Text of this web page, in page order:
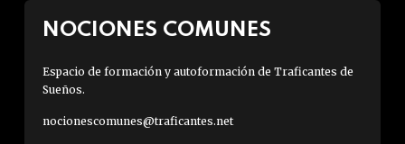
NOCIONES COMUNES
Espacio de formación y autoformación de Traficantes de
Sueños.
nocionescomunes@traficantes.net